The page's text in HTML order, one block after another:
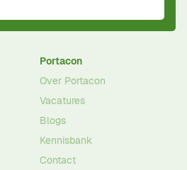
Portacon
Over Portacon
Vacatures
Blogs
Kennisbank
Contact